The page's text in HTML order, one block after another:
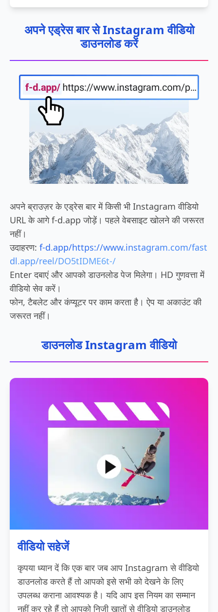
अपने एड्रेस बार से Instagram वीडियो
डाउनलोड करें
अपने ब्राउज़र के एड्रेस बार में किसी भी Instagram वीडियो
URL के आगे f-d.app जोड़ें। पहले वेबसाइट खोलने की जरूरत
नहीं।
उदाहरण: f-d.app/https://www.instagram.com/fast
dl.app/reel/DO5tIDME6t-/
Enter दबाएं और आपको डाउनलोड पेज मिलेगा। HD गुणवत्ता में
वीडियो सेव करें।
फोन, टैबलेट और कंप्यूटर पर काम करता है। ऐप या अकाउंट की
जरूरत नहीं।
डाउनलोड Instagram वीडियो
वीडियो सहेजें
कृपया ध्यान दें कि एक बार जब आप Instagram से वीडियो
डाउनलोड करते हैं तो आपको इसे सभी को देखने के लिए
उपलब्ध कराना आवश्यक है। यदि आप इस नियम का सम्मान
नहीं कर रहे हैं तो आपको निजी खातों से वीडियो डाउनलोड